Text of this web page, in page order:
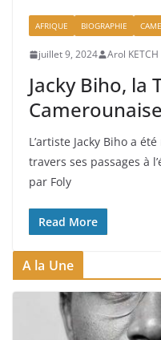
AFRIQUE BIOGRAPHIE
juillet 9, 2024 Arol
Jacky Biho, la
Camerounaise
L’artiste Jacky Biho a
travers ses passages à
par Foly
Read More
A la Une